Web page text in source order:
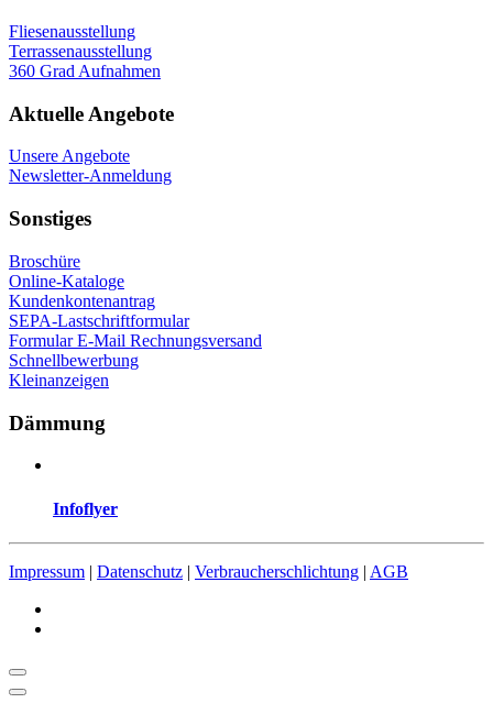
Fliesenausstellung
Terrassenausstellung
360 Grad Aufnahmen
Aktuelle Angebote
Unsere Angebote
Newsletter-Anmeldung
Sonstiges
Broschüre
Online-Kataloge
Kundenkontenantrag
SEPA-Lastschriftformular
Formular E-Mail Rechnungsversand
Schnellbewerbung
Kleinanzeigen
Dämmung
Infoflyer
Impressum | Datenschutz | Verbraucherschlichtung | AGB